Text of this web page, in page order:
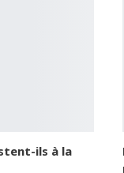
ils à la